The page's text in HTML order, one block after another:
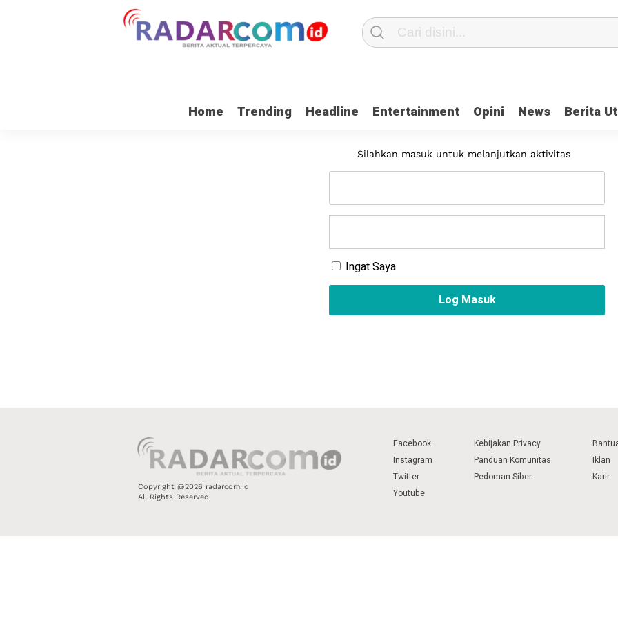
Home Trending Headline Entertainment Opini News Berita
Masuk
Silahkan masuk untuk melanjutkan aktivitas
Ingat Saya
Copyright @2026 radarcom.id
All Rights Reserved
Facebook
Instagram
Twitter
Youtube
Kebijakan Privacy
Panduan Komunitas
Pedoman Siber
Iklan
Karir